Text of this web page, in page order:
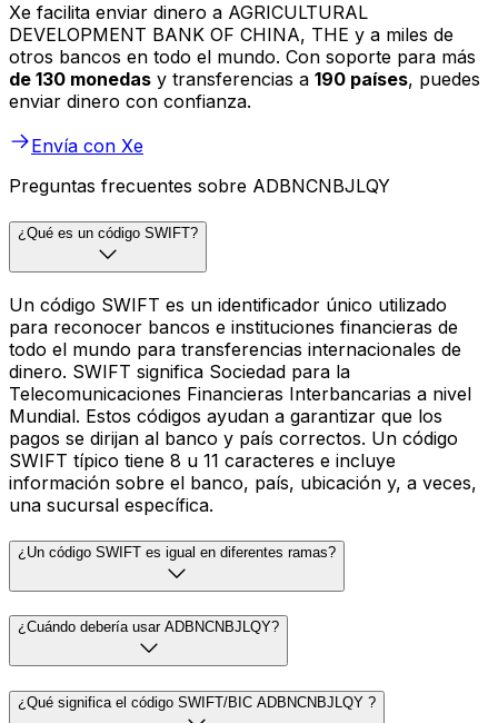
Xe facilita enviar dinero a AGRICULTURAL
DEVELOPMENT BANK OF CHINA, THE y a miles de
otros bancos en todo el mundo. Con soporte para más
de 130 monedas y transferencias a 190 países, puedes
enviar dinero con confianza.
Envía con Xe
Preguntas frecuentes sobre ADBNCNBJLQY
¿Qué es un código SWIFT?
Un código SWIFT es un identificador único utilizado
para reconocer bancos e instituciones financieras de
todo el mundo para transferencias internacionales de
dinero. SWIFT significa Sociedad para la
Telecomunicaciones Financieras Interbancarias a nivel
Mundial. Estos códigos ayudan a garantizar que los
pagos se dirijan al banco y país correctos. Un código
SWIFT típico tiene 8 u 11 caracteres e incluye
información sobre el banco, país, ubicación y, a veces,
una sucursal específica.
¿Un código SWIFT es igual en diferentes ramas?
¿Cuándo debería usar ADBNCNBJLQY?
¿Qué significa el código SWIFT/BIC ADBNCNBJLQY ?